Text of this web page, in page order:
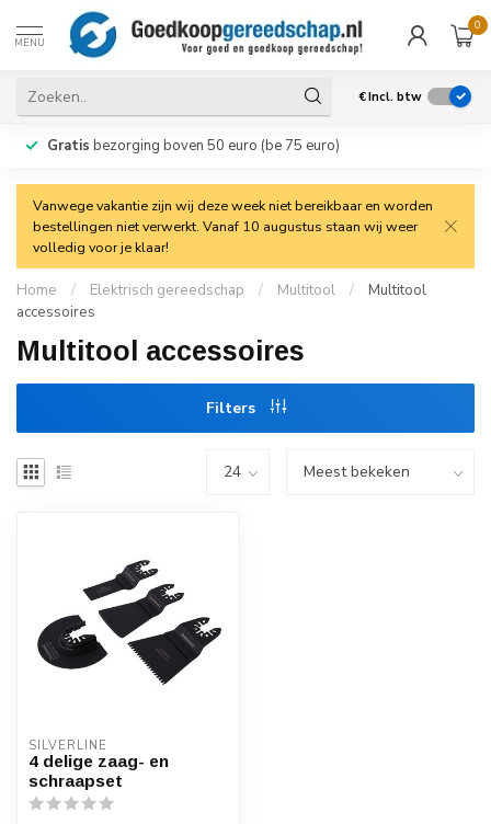
MENU
0
€Incl. btw
Gratis bezorging boven 50 euro (be 75 euro)
Vanwege vakantie zijn wij deze week niet bereikbaar en worden
bestellingen niet verwerkt. Vanaf 10 augustus staan wij weer
volledig voor je klaar!
Home / Elektrisch gereedschap / Multitool /
Multitool
accessoires
Multitool accessoires
Filters
SILVERLINE
4 delige zaag- en
schraapset